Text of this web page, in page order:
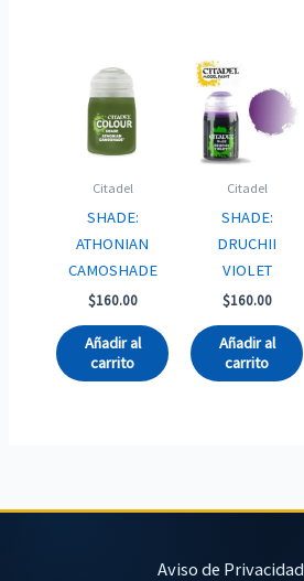
Citadel
SHADE:
ATHONIAN
CAMOSHADE
$160.00
Añadir al
carrito
Citadel
SHADE:
DRUCHII
VIOLET
$160.00
Añadir al
carrito
Aviso de Privacidad